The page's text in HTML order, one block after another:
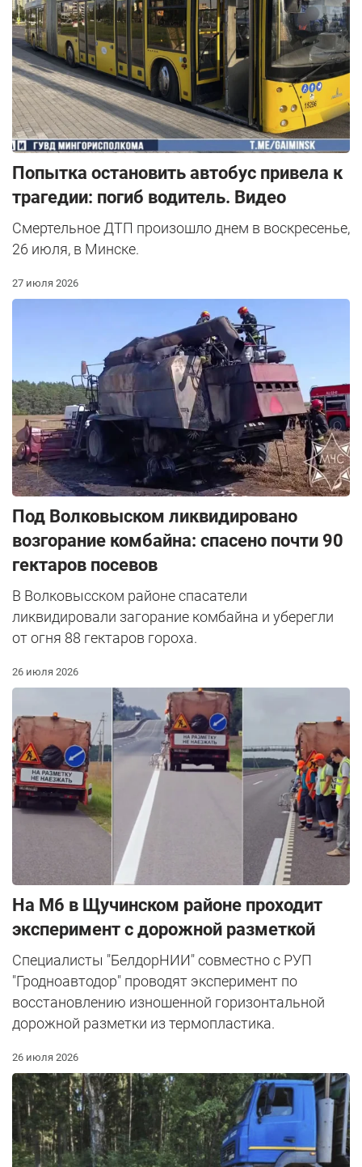
Попытка остановить автобус привела к
трагедии: погиб водитель. Видео
Смертельное ДТП произошло днем в воскресенье,
26 июля, в Минске.
27 июля 2026
Под Волковыском ликвидировано
возгорание комбайна: спасено почти 90
гектаров посевов
В Волковысском районе спасатели
ликвидировали загорание комбайна и уберегли
от огня 88 гектаров гороха.
26 июля 2026
На М6 в Щучинском районе проходит
эксперимент с дорожной разметкой
Специалисты "БелдорНИИ" совместно с РУП
"Гродноавтодор" проводят эксперимент по
восстановлению изношенной горизонтальной
дорожной разметки из термопластика.
26 июля 2026